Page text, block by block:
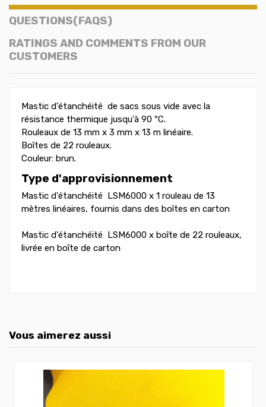
QUESTIONS(FAQS)
RATINGS AND COMMENTS FROM OUR
CUSTOMERS
Mastic d'étanchéité de sacs sous vide avec la
résistance thermique jusqu'à 90 ºC.
Rouleaux de 13 mm x 3 mm x 13 m linéaire.
Boîtes de 22 rouleaux.
Couleur: brun.
Type d'approvisionnement
Mastic d'étanchéité LSM6000 x 1 rouleau de 13
mètres linéaires, fournis dans des boîtes en carton
Mastic d'étanchéité LSM6000 x boîte de 22 rouleaux,
livrée en boîte de carton
Vous aimerez aussi